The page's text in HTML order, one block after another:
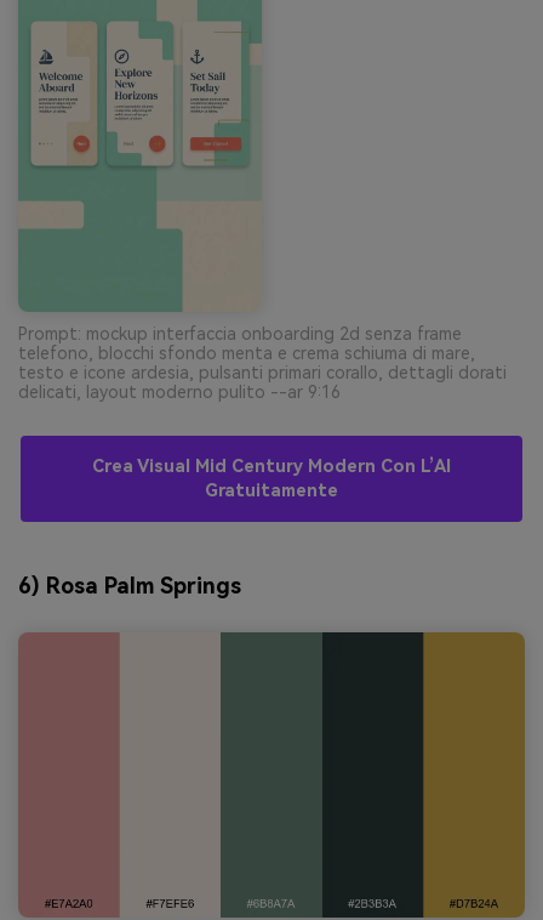
Prompt: mockup interfaccia onboarding 2d senza frame
telefono, blocchi sfondo menta e crema schiuma di mare,
testo e icone ardesia, pulsanti primari corallo, dettagli dorati
delicati, layout moderno pulito --ar 9:16
Crea Visual Mid Century Modern Con L’AI
Gratuitamente
6) Rosa Palm Springs